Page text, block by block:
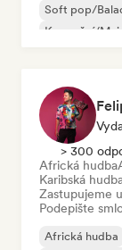
Soft pop/
Komerční/
> 300
Africká hudba
Karibská
Zastupujeme
Podepište
Africká hudba